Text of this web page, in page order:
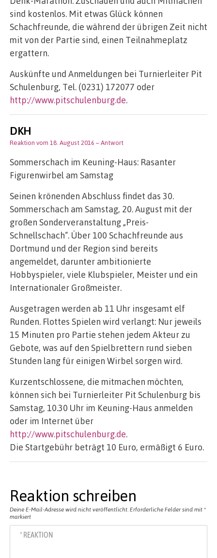
sind kostenlos. Mit etwas Glück können
Schachfreunde, die während der übrigen Zeit nicht
mit von der Partie sind, einen Teilnahmeplatz
ergattern.
Auskünfte und Anmeldungen bei Turnierleiter Pit
Schulenburg, Tel. (0231) 172077 oder
http://www.pitschulenburg.de.
DKH
Reaktion vom 18. August 2016 – Antwort
Sommerschach im Keuning-Haus: Rasanter
Figurenwirbel am Samstag
Seinen krönenden Abschluss findet das 30.
Sommerschach am Samstag, 20. August mit der
großen Sonderveranstaltung „Preis-
Schnellschach“. Über 100 Schachfreunde aus
Dortmund und der Region sind bereits
angemeldet, darunter ambitionierte
Hobbyspieler, viele Klubspieler, Meister und ein
Internationaler Großmeister.
Ausgetragen werden ab 11 Uhr insgesamt elf
Runden. Flottes Spielen wird verlangt: Nur jeweils
15 Minuten pro Partie stehen jedem Akteur zu
Gebote, was auf den Spielbrettern rund sieben
Stunden lang für einigen Wirbel sorgen wird.
Kurzentschlossene, die mitmachen möchten,
können sich bei Turnierleiter Pit Schulenburg bis
Samstag, 10.30 Uhr im Keuning-Haus anmelden
oder im Internet über
http://www.pitschulenburg.de.
Die Startgebühr beträgt 10 Euro, ermäßigt 6 Euro.
Reaktion schreiben
Deine E-Mail-Adresse wird nicht veröffentlicht. Erforderliche Felder sind mit *
markiert